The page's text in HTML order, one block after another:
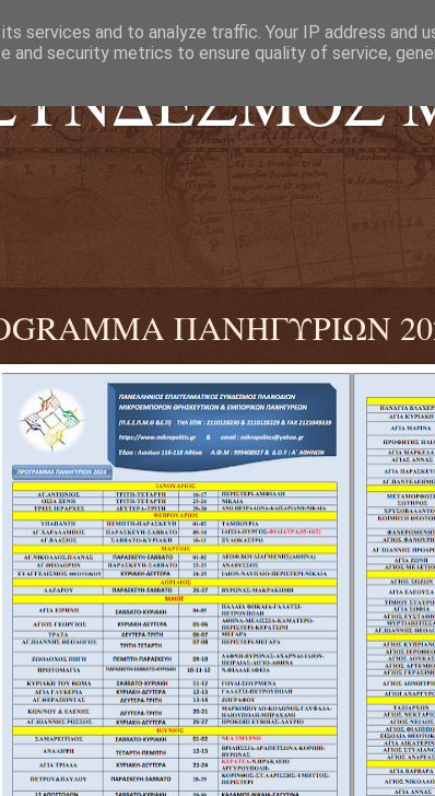
118
ΠΑΝΗΓΥΡΙΩΝ
services and to analyze traffic. Your IP address and
and security metrics to ensure quality of service,